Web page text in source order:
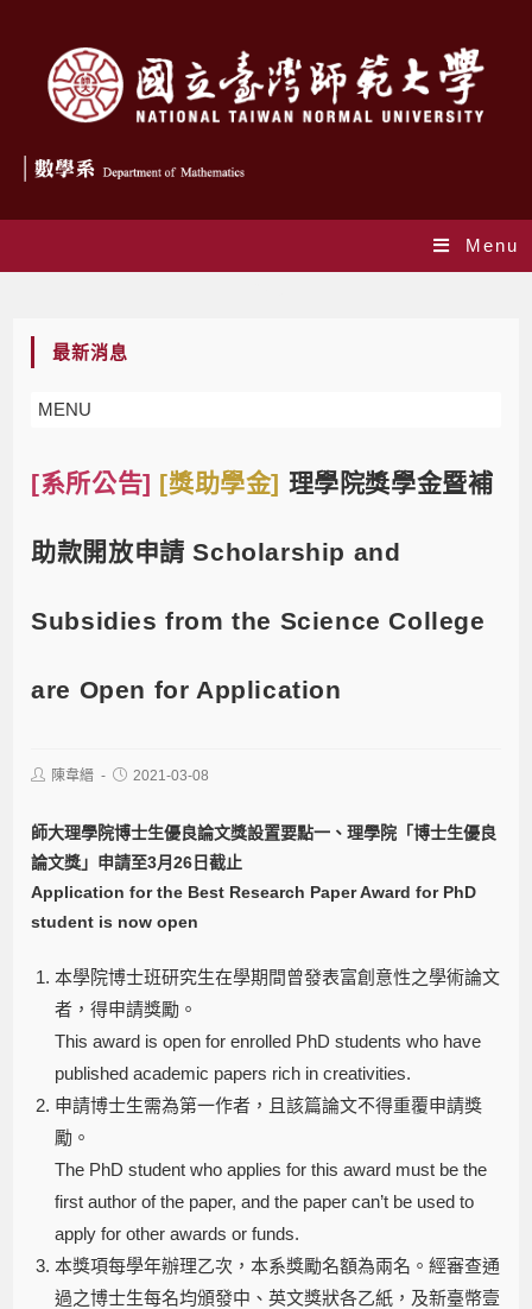
Menu
最新消息
MENU
[系所公告] [獎助學金] 理學院獎學金暨補
助款開放申請 Scholarship and
Subsidies from the Science College
are Open for Application
陳韋縉 2021-03-08
師大理學院博士生優良論文獎設置要點一、理學院「博士生優良
論文獎」申請至3月26日截止
Application for the Best Research Paper Award for PhD
student is now open
本學院博士班研究生在學期間曾發表富創意性之學術論文
者，得申請獎勵。
This award is open for enrolled PhD students who have
published academic papers rich in creativities.
申請博士生需為第一作者，且該篇論文不得重覆申請獎
勵。
The PhD student who applies for this award must be the
first author of the paper, and the paper can’t be used to
apply for other awards or funds.
本獎項每學年辦理乙次，本系獎勵名額為兩名。經審查通
過之博士生每名均頒發中、英文獎狀各乙紙，及新臺幣壹